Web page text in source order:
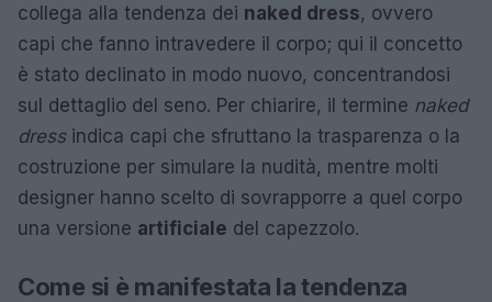
collega alla tendenza dei naked dress, ovvero
capi che fanno intravedere il corpo; qui il concetto
è stato declinato in modo nuovo, concentrandosi
sul dettaglio del seno. Per chiarire, il termine naked
dressindica capi che sfruttano la trasparenza o la
costruzione per simulare la nudità, mentre molti
designer hanno scelto di sovrapporre a quel corpo
una versione artificiale del capezzolo.
Come si è manifestata la tendenza